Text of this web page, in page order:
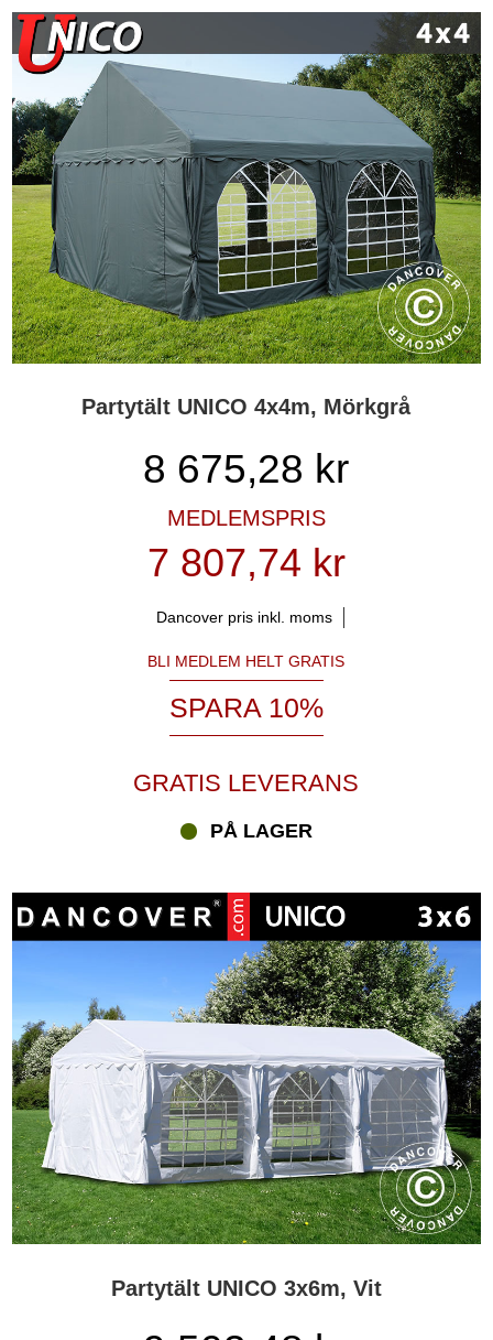
Partytält UNICO 4x4m, Mörkgrå
8 675,28 kr
MEDLEMSPRIS
7 807,74 kr
Dancover pris inkl. moms
BLI MEDLEM HELT GRATIS
SPARA 10%
GRATIS LEVERANS
PÅ LAGER
Partytält UNICO 3x6m, Vit